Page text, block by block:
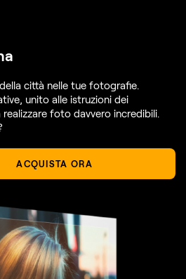
città nelle tue fotografie.
unito alle istruzioni dei
foto davvero incredibili.
ACQUISTA ORA